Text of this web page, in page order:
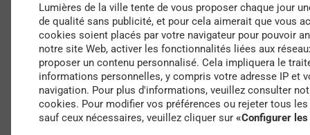
Lumières de la ville tente de vous proposer chaque jour
de qualité sans publicité, et pour cela aimerait que vous
cookies soient placés par votre navigateur pour pouvoir
notre site Web, activer les fonctionnalités liées aux
proposer un contenu personnalisé. Cela impliquera le
informations personnelles, y compris votre adresse IP et
navigation. Pour plus d'informations, veuillez consulter
cookies. Pour modifier vos préférences ou rejeter tous
sauf ceux nécessaires, veuillez cliquer sur«Configurer